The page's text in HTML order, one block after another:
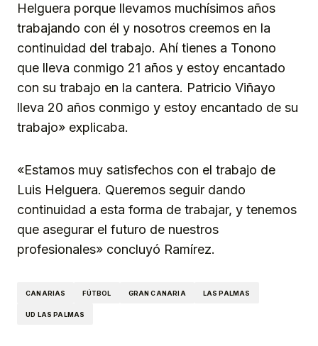
Helguera porque llevamos muchísimos años
trabajando con él y nosotros creemos en la
continuidad del trabajo. Ahí tienes a Tonono
que lleva conmigo 21 años y estoy encantado
con su trabajo en la cantera. Patricio Viñayo
lleva 20 años conmigo y estoy encantado de su
trabajo» explicaba.
«Estamos muy satisfechos con el trabajo de
Luis Helguera. Queremos seguir dando
continuidad a esta forma de trabajar, y tenemos
que asegurar el futuro de nuestros
profesionales» concluyó Ramírez.
CANARIAS FÚTBOL GRAN CANARIA LAS PALMAS
UD LAS PALMAS